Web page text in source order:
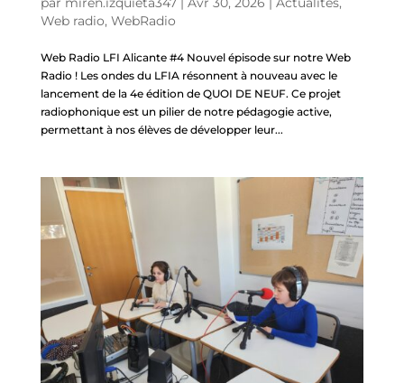
Web radio, WebRadio
Web Radio LFI Alicante #4 Nouvel épisode sur notre Web
Radio ! Les ondes du LFIA résonnent à nouveau avec le
lancement de la 4e édition de QUOI DE NEUF. Ce projet
radiophonique est un pilier de notre pédagogie active,
permettant à nos élèves de développer leur...